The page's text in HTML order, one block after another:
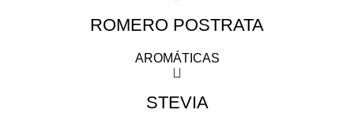
ROMERO POSTRATA
AROMÁTICAS
STEVIA